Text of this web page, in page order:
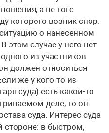
а не того
которого возник спор.
о нанесенном
этом случае у него нет
из участников
должен относиться
же у кого-то из
суда) есть какой-то
деле, то он
суда. Интерес суда
стороне: в быстром,